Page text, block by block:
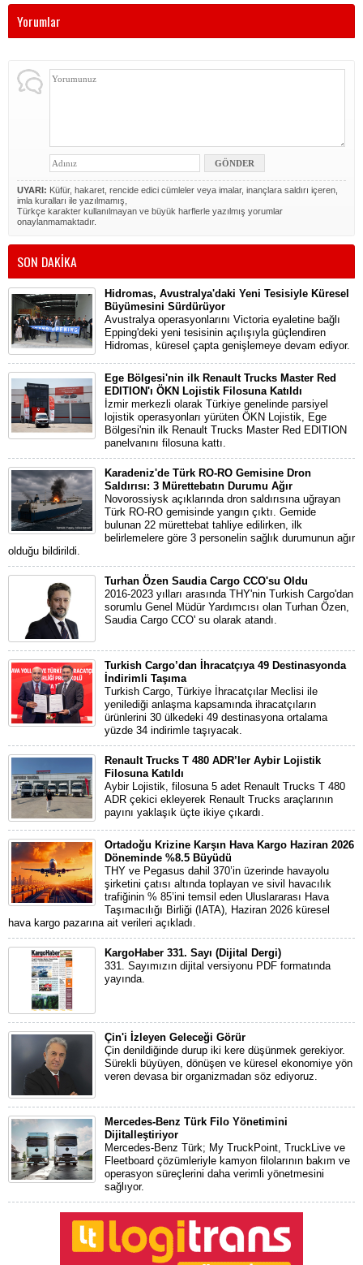
Yorumlar
UYARI: Küfür, hakaret, rencide edici cümleler veya imalar, inançlara saldırı içeren,
imla kuralları ile yazılmamış,
Türkçe karakter kullanılmayan ve büyük harflerle yazılmış yorumlar
onaylanmamaktadır.
SON DAKİKA
Hidromas, Avustralya'daki Yeni Tesisiyle Küresel
Büyümesini Sürdürüyor
Avustralya operasyonlarını Victoria eyaletine bağlı
Epping'deki yeni tesisinin açılışıyla güçlendiren
Hidromas, küresel çapta genişlemeye devam ediyor.
Ege Bölgesi'nin ilk Renault Trucks Master Red
EDITION'ı ÖKN Lojistik Filosuna Katıldı
İzmir merkezli olarak Türkiye genelinde parsiyel
lojistik operasyonları yürüten ÖKN Lojistik, Ege
Bölgesi'nin ilk Renault Trucks Master Red EDITION
panelvanını filosuna kattı.
Karadeniz'de Türk RO-RO Gemisine Dron
Saldırısı: 3 Mürettebatın Durumu Ağır
Novorossiysk açıklarında dron saldırısına uğrayan
Türk RO-RO gemisinde yangın çıktı. Gemide
bulunan 22 mürettebat tahliye edilirken, ilk
belirlemelere göre 3 personelin sağlık durumunun ağır
olduğu bildirildi.
Turhan Özen Saudia Cargo CCO'su Oldu
2016-2023 yılları arasında THY'nin Turkish Cargo'dan
sorumlu Genel Müdür Yardımcısı olan Turhan Özen,
Saudia Cargo CCO' su olarak atandı.
Turkish Cargo’dan İhracatçıya 49 Destinasyonda
İndirimli Taşıma
Turkish Cargo, Türkiye İhracatçılar Meclisi ile
yenilediği anlaşma kapsamında ihracatçıların
ürünlerini 30 ülkedeki 49 destinasyona ortalama
yüzde 34 indirimle taşıyacak.
Renault Trucks T 480 ADR’ler Aybir Lojistik
Filosuna Katıldı
Aybir Lojistik, filosuna 5 adet Renault Trucks T 480
ADR çekici ekleyerek Renault Trucks araçlarının
payını yaklaşık üçte ikiye çıkardı.
Ortadoğu Krizine Karşın Hava Kargo Haziran 2026
Döneminde %8.5 Büyüdü
THY ve Pegasus dahil 370’in üzerinde havayolu
şirketini çatısı altında toplayan ve sivil havacılık
trafiğinin % 85’ini temsil eden Uluslararası Hava
Taşımacılığı Birliği (IATA), Haziran 2026 küresel
hava kargo pazarına ait verileri açıkladı.
KargoHaber 331. Sayı (Dijital Dergi)
331. Sayımızın dijital versiyonu PDF formatında
yayında.
Çin'i İzleyen Geleceği Görür
Çin denildiğinde durup iki kere düşünmek gerekiyor.
Sürekli büyüyen, dönüşen ve küresel ekonomiye yön
veren devasa bir organizmadan söz ediyoruz.
Mercedes-Benz Türk Filo Yönetimini
Dijitalleştiriyor
Mercedes-Benz Türk; My TruckPoint, TruckLive ve
Fleetboard çözümleriyle kamyon filolarının bakım ve
operasyon süreçlerini daha verimli yönetmesini
sağlıyor.